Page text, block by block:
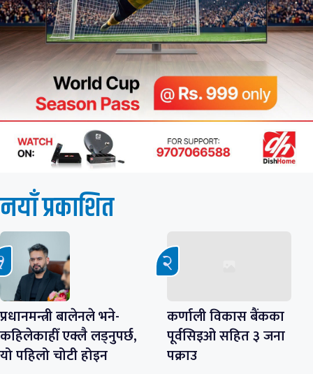
नयाँ प्रकाशित
प्रधानमन्त्री बालेनले भने-
कहिलेकाहीँ एक्लै लड्नुपर्छ,
यो पहिलो चोटी होइन
कर्णाली विकास बैंकका
पूर्वसिइओ सहित ३ जना
पक्राउ